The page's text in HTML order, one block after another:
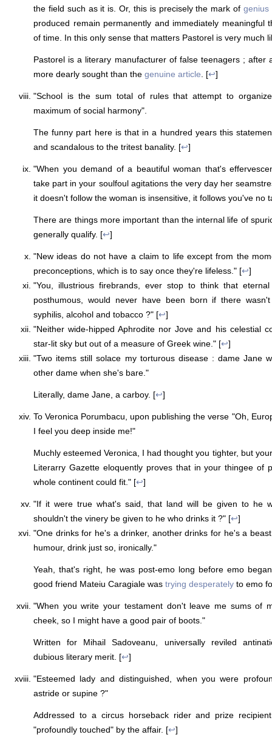
the field such as it is. Or, this is precisely the mark of genius
produced remain permanently and immediately meaningful
of time. In this only sense that matters Pastorel is very much
Pastorel is a literary manufacturer of false teenagers ; after
more dearly sought than the genuine article . [↩]
"School is the sum total of rules that attempt to
maximum of social harmony".
The funny part here is that in a hundred years this
and scandalous to the tritest banality. [↩]
"When you demand of a beautiful woman that's
take part in your soulfoul agitations the very day her
it doesn't follow the woman is insensitive, it follows you've no
There are things more important than the internal life of
generally qualify. [↩]
"New ideas do not have a claim to life except from the
preconceptions, which is to say once they're lifeless." [↩]
"You, illustrious firebrands, ever stop to think that
posthumous, would never have been born if there
syphilis, alcohol and tobacco ?" [↩]
"Neither wide-hipped Aphrodite nor Jove and his celestial
star-lit sky but out of a measure of Greek wine." [↩]
"Two items still solace my torturous disease : dame Jane
other dame when she's bare."
Literally, dame Jane, a carboy. [↩]
To Veronica Porumbacu, upon publishing the verse "Oh,
I feel you deep inside me!"
Muchly esteemed Veronica, I had thought you tighter, but
Literarry Gazette eloquently proves that in your thingee of
whole continent could fit." [↩]
"If it were true what's said, that land will be given to he
shouldn't the vinery be given to he who drinks it ?" [↩]
"One drinks for he's a drinker, another drinks for he's a
humour, drink just so, ironically."
Yeah, that's right, he was post-emo long before emo
good friend Mateiu Caragiale was trying desperately to emo
"When you write your testament don't leave me sums of
cheek, so I might have a good pair of boots."
Written for Mihail Sadoveanu, universally reviled
dubious literary merit. [↩]
"Esteemed lady and distinguished, when you were
astride or supine ?"
Addressed to a circus horseback rider and prize
"profoundly touched" by the affair. [↩]